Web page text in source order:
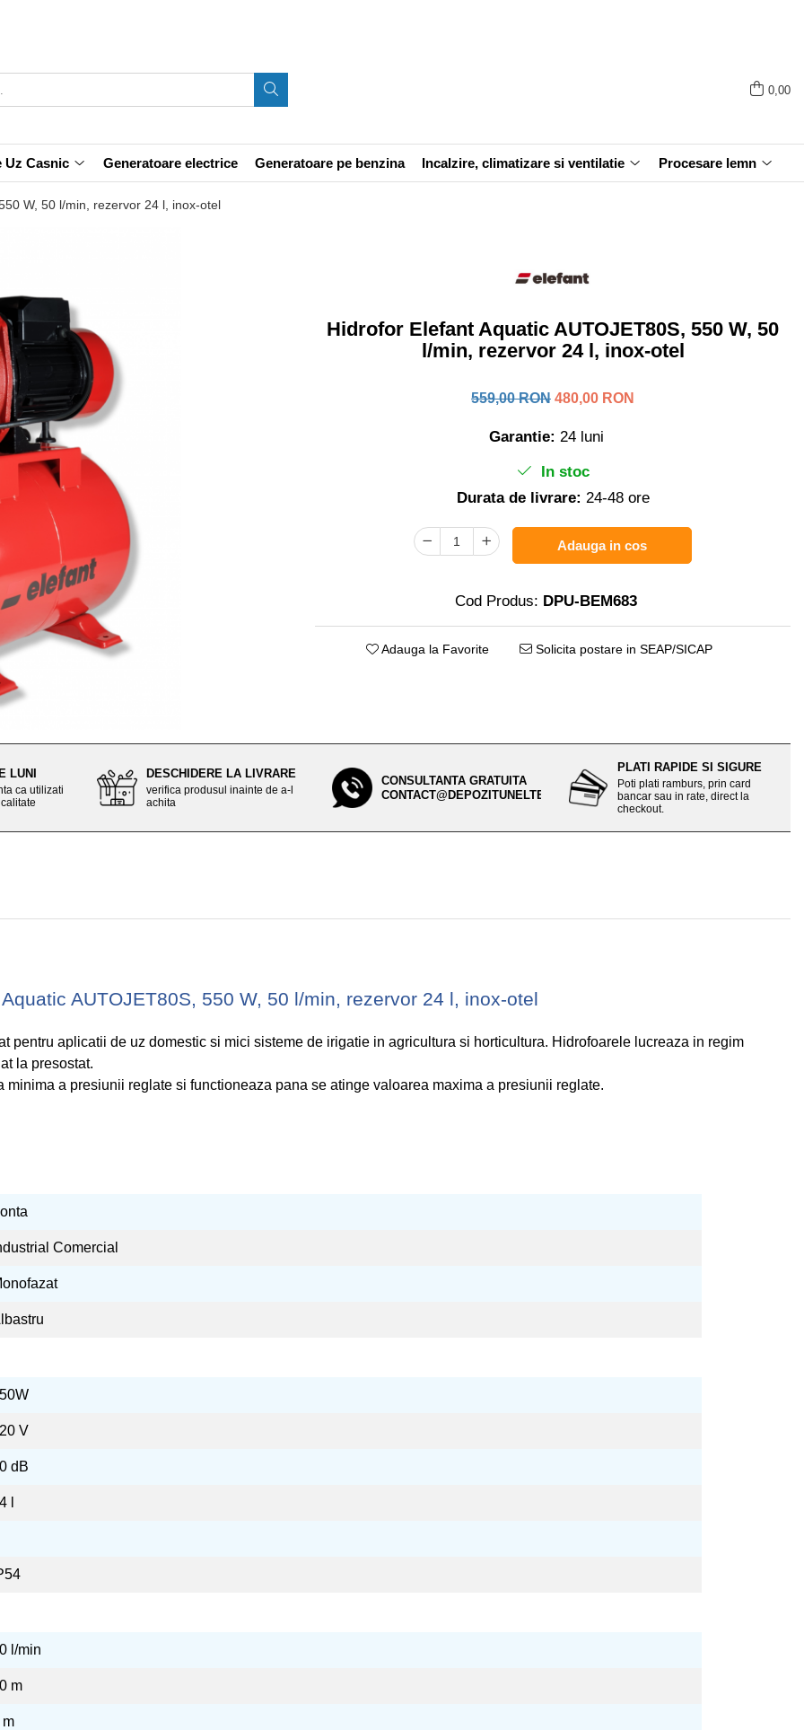
0,00
Uz Casnic Generatoare electrice Generatoare pe benzina Incalzire, climatizare si ventilatie Procesare lemn
W, 50 l/min, rezervor 24 l, inox-otel
Hidrofor Elefant Aquatic AUTOJET80S, 550 W, 50
l/min, rezervor 24 l, inox-otel
559,00 RON 480,00 RON
Garantie: 24 luni
In stoc
Durata de livrare: 24-48 ore
Adauga in cos
Cod Produs: DPU-BEM683
Adauga la Favorite Solicita postare in SEAP/SICAP
LUNI
ca utilizati
DESCHIDERE LA LIVRARE
verifica produsul inainte de a-l
achita
CONSULTANTA GRATUITA
CONTACT@DEPOZITUNELTE.RO
PLATI RAPIDE SI SIGURE
Poti plati ramburs, prin card
bancar sau in rate, direct la
checkout.
AUTOJET80S, 550 W, 50 l/min, rezervor 24 l, inox-otel
pentru aplicatii de uz domestic si mici sisteme de irigatie in agricultura si horticultura. Hidrofoarele lucreaza in regim
la presostat.
a presiunii reglate si functioneaza pana se atinge valoarea maxima a presiunii reglate.
Comercial
V
dB
l
l/min
m
m